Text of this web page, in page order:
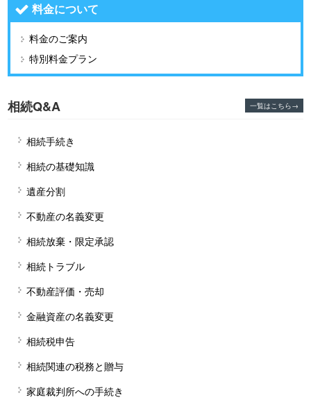
料金について
料金のご案内
特別料金プラン
相続Q&A 一覧はこちら→
相続手続き
相続の基礎知識
遺産分割
不動産の名義変更
相続放棄・限定承認
相続トラブル
不動産評価・売却
金融資産の名義変更
相続税申告
相続関連の税務と贈与
家庭裁判所への手続き